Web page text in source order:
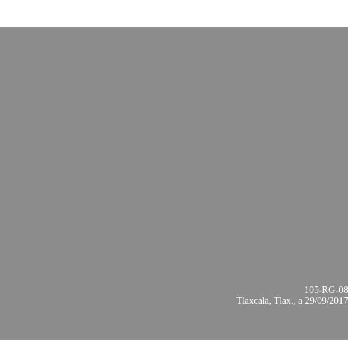
105-RG-08
Tlaxcala, Tlax., a 29/09/2017